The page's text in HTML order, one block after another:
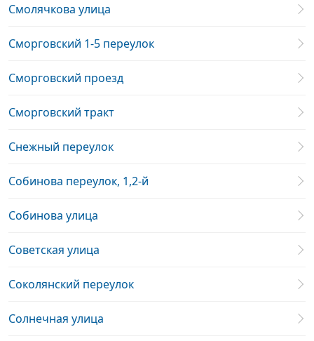
Смолячкова улица
Сморговский 1-5 переулок
Сморговский проезд
Сморговский тракт
Снежный переулок
Собинова переулок, 1,2-й
Собинова улица
Советская улица
Соколянский переулок
Солнечная улица